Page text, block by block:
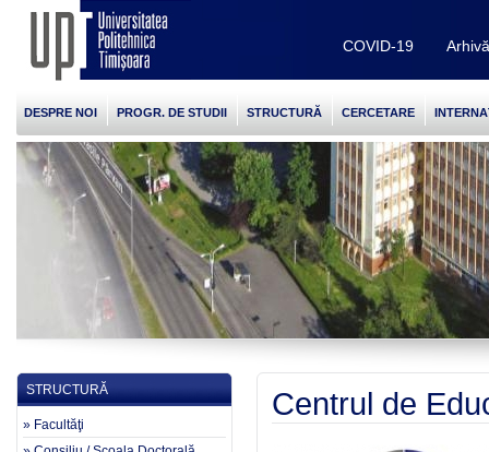
COVID-19
DESPRE NOI PROGR. DE STUDII STRUCTURĂ CERCETARE
STRUCTURĂ
» Facultăţi
Centrul de